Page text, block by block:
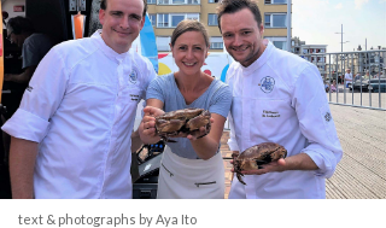
text & photographs by Aya Ito